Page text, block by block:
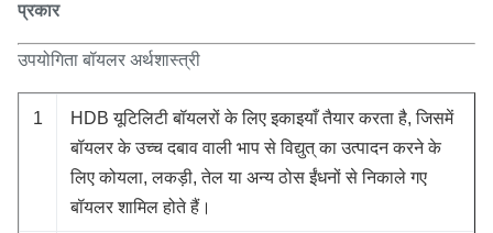
प्रकार
उपयोगिता बॉयलर अर्थशास्त्री
1
HDB यूटिलिटी बॉयलरों के लिए इकाइयाँ तैयार करता है, जिसमें
बॉयलर के उच्च दबाव वाली भाप से विद्युत् का उत्पादन करने के
लिए कोयला, लकड़ी, तेल या अन्य ठोस ईंधनों से निकाले गए
बॉयलर शामिल होते हैं।